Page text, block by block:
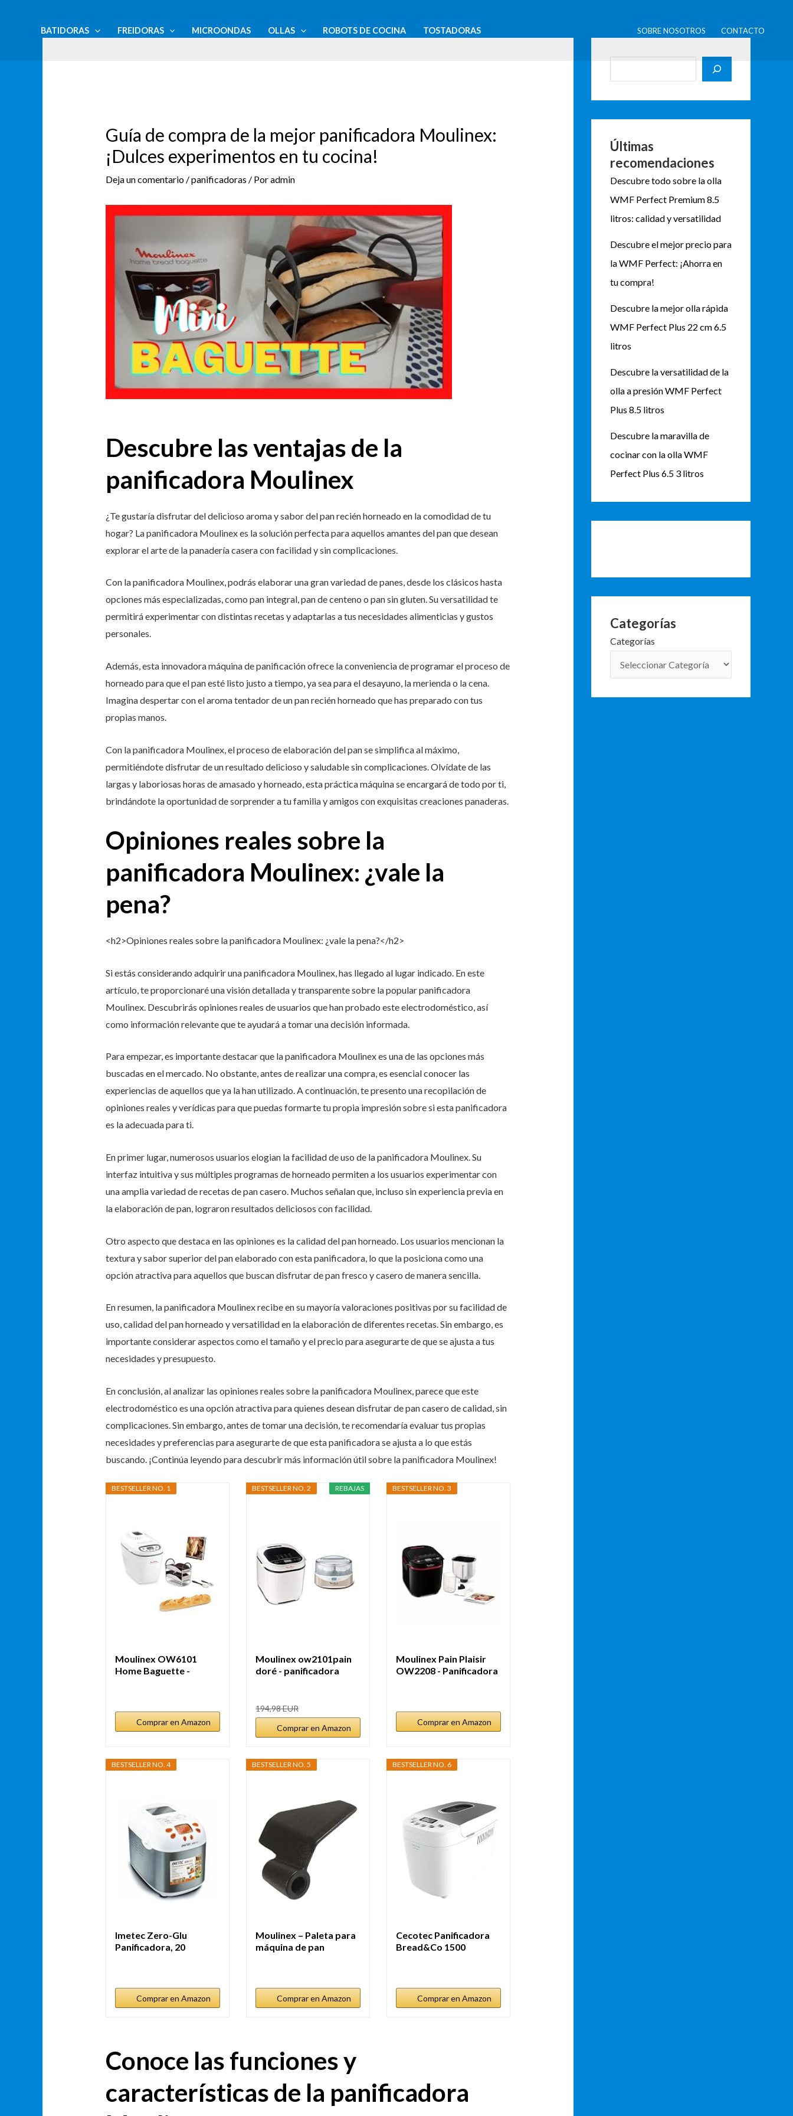
BATIDORAS FREIDORAS MICROONDAS OLLAS ROBOTS DE COCINA TOSTADORAS SOBRE NOSOTROS CONTACTO
Guía de compra de la mejor panificadora Moulinex:
¡Dulces experimentos en tu cocina!
Deja un comentario /panificadoras / Poradmin
Descubre las ventajas de la
panificadora Moulinex
¿Te gustaría disfrutar del delicioso aroma y sabor del pan recién horneado en la comodidad de tu
hogar? La panificadora Moulinex es la solución perfecta para aquellos amantes del pan que desean
explorar el arte de la panadería casera con facilidad y sin complicaciones.
Con la panificadora Moulinex, podrás elaborar una gran variedad de panes, desde los clásicos hasta
opciones más especializadas, como pan integral, pan de centeno o pan sin gluten. Su versatilidad te
permitirá experimentar con distintas recetas y adaptarlas a tus necesidades alimenticias y gustos
personales.
Además, esta innovadora máquina de panificación ofrece la conveniencia de programar el proceso de
horneado para que el pan esté listo justo a tiempo, ya sea para el desayuno, la merienda o la cena.
Imagina despertar con el aroma tentador de un pan recién horneado que has preparado con tus
propias manos.
Con la panificadora Moulinex, el proceso de elaboración del pan se simplifica al máximo,
permitiéndote disfrutar de un resultado delicioso y saludable sin complicaciones. Olvídate de las
largas y laboriosas horas de amasado y horneado, esta práctica máquina se encargará de todo por ti,
brindándote la oportunidad de sorprender a tu familia y amigos con exquisitas creaciones panaderas.
Opiniones reales sobre la
panificadora Moulinex: ¿vale la
pena?
<h2>Opiniones reales sobre la panificadora Moulinex: ¿vale la pena?</h2>
Si estás considerando adquirir una panificadora Moulinex, has llegado al lugar indicado. En este
artículo, te proporcionaré una visión detallada y transparente sobre la popular panificadora
Moulinex. Descubrirás opiniones reales de usuarios que han probado este electrodoméstico, así
como información relevante que te ayudará a tomar una decisión informada.
Para empezar, es importante destacar que la panificadora Moulinex es una de las opciones más
buscadas en el mercado. No obstante, antes de realizar una compra, es esencial conocer las
experiencias de aquellos que ya la han utilizado. A continuación, te presento una recopilación de
opiniones reales y verídicas para que puedas formarte tu propia impresión sobre si esta panificadora
es la adecuada para ti.
En primer lugar, numerosos usuarios elogian la facilidad de uso de la panificadora Moulinex. Su
interfaz intuitiva y sus múltiples programas de horneado permiten a los usuarios experimentar con
una amplia variedad de recetas de pan casero. Muchos señalan que, incluso sin experiencia previa en
la elaboración de pan, lograron resultados deliciosos con facilidad.
Otro aspecto que destaca en las opiniones es la calidad del pan horneado. Los usuarios mencionan la
textura y sabor superior del pan elaborado con esta panificadora, lo que la posiciona como una
opción atractiva para aquellos que buscan disfrutar de pan fresco y casero de manera sencilla.
En resumen, la panificadora Moulinex recibe en su mayoría valoraciones positivas por su facilidad de
uso, calidad del pan horneado y versatilidad en la elaboración de diferentes recetas. Sin embargo, es
importante considerar aspectos como el tamaño y el precio para asegurarte de que se ajusta a tus
necesidades y presupuesto.
En conclusión, al analizar las opiniones reales sobre la panificadora Moulinex, parece que este
electrodoméstico es una opción atractiva para quienes desean disfrutar de pan casero de calidad, sin
complicaciones. Sin embargo, antes de tomar una decisión, te recomendaría evaluar tus propias
necesidades y preferencias para asegurarte de que esta panificadora se ajusta a lo que estás
buscando. ¡Continúa leyendo para descubrir más información útil sobre la panificadora Moulinex!
BESTSELLER NO. 1
Moulinex OW6101
Home Baguette -
Comprar en Amazon
REBAJAS
BESTSELLER NO. 2
Moulinex ow2101pain
doré - panificadora
194,98 EUR
Comprar en Amazon
BESTSELLER NO. 3
Moulinex Pain Plaisir
OW2208 - Panificadora
Comprar en Amazon
BESTSELLER NO. 4
Imetec Zero-Glu
Panificadora, 20
Comprar en Amazon
BESTSELLER NO. 5
Moulinex – Paleta para
máquina de pan
Comprar en Amazon
BESTSELLER NO. 6
Cecotec Panificadora
Bread&Co 1500
Comprar en Amazon
Conoce las funciones y
características de la panificadora
de
a
r
Últimas
recomendaciones
Descubre todo sobre la olla
WMF Perfect Premium 8.5
litros: calidad y versatilidad
Descubre el mejor precio para
la WMF Perfect: ¡Ahorra en
tu compra!
Descubre la mejor olla rápida
WMF Perfect Plus 22 cm 6.5
litros
Descubre la versatilidad de la
olla a presión WMF Perfect
Plus 8.5 litros
Descubre la maravilla de
cocinar con la olla WMF
Perfect Plus 6.5 3 litros
Categorías
Categorías